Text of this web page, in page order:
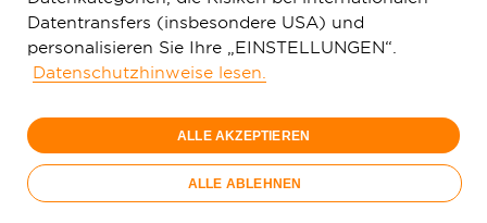
Datentransfers (insbesondere USA) und
personalisieren Sie Ihre „EINSTELLUNGEN“.
Datenschutzhinweise lesen.
ALLE AKZEPTIEREN
ALLE ABLEHNEN